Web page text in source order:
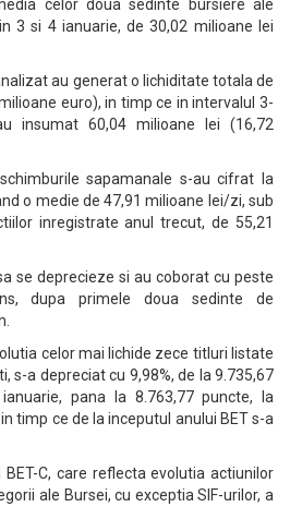
celor doua sedinte bursiere ale
3 si 4 ianuarie, de 30,02 milioane lei
au generat o lichiditate totala de
euro), in timp ce in intervalul 3-
insumat 60,04 milioane lei (16,72
sapamanale s-au cifrat la
o medie de 47,91 milioane lei/zi, sub
inregistrate anul trecut, de 55,21
se deprecieze si au coborat cu peste
dupa primele doua sedinte de
celor mai lichide zece titluri listate
s-a depreciat cu 9,98%, de la 9.735,67
pana la 8.763,77 puncte, la
timp ce de la inceputul anului BET s-a
C, care reflecta evolutia actiunilor
ale Bursei, cu exceptia SIF-urilor, a